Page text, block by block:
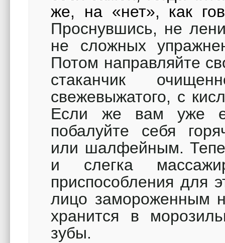
же, на «нет», как
Проснувшись, не
не сложных
Потом направляйте
стаканчик
свежевыжатого, с
Если же вам уже
побалуйте себя
или шалфейным.
и слегка
приспособления для
лицо замороженным
хранится в
зубы.